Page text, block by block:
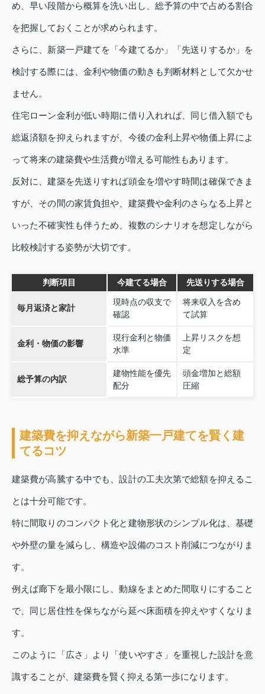
め、早い段階から概算を洗い出し、総予算の中で占める割合
を把握しておくことが求められます。
さらに、新築一戸建てを「今建てるか」「先送りするか」を
検討する際には、金利や物価の動きも判断材料として欠かせ
ません。
住宅ローン金利が低い時期に借り入れれば、同じ借入額でも
総返済額を抑えられますが、今後の金利上昇や物価上昇によ
って将来の建築費や生活費が増える可能性もあります。
反対に、建築を先送りすれば頭金を増やす時間は確保できま
すが、その間の家賃負担や、建築費や金利のさらなる上昇と
いった不確実性も伴うため、複数のシナリオを想定しながら
比較検討する姿勢が大切です。
判断項目 今建てる場合 先送りする場合
毎月返済と家計
現時点の収支で
確認
将来収入を含め
て試算
金利・物価の影響
現行金利と物価
水準
上昇リスクを想
定
総予算の内訳
建物性能を優先
配分
頭金増加と総額
圧縮
建築費を抑えながら新築一戸建てを賢く建
てるコツ
建築費が高騰する中でも、設計の工夫次第で総額を抑えるこ
とは十分可能です。
特に間取りのコンパクト化と建物形状のシンプル化は、基礎
や外壁の量を減らし、構造や設備のコスト削減につながりま
す。
例えば廊下を最小限にし、動線をまとめた間取りにすること
で、同じ居住性を保ちながら延べ床面積を抑えやすくなりま
す。
このように「広さ」より「使いやすさ」を重視した設計を意
識することが、建築費を賢く抑える第一歩になります。